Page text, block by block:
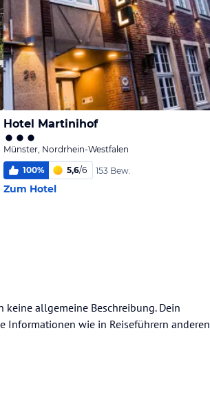
Hotel Martinihof
Münster, Nordrhein-Westfalen
100% 5,6/6 153 Bew.
Zum Hotel
keine allgemeine Beschreibung. Dein
Informationen wie in Reiseführern anderen